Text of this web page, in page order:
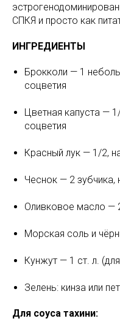
СПКЯ и просто как
ИНГРЕДИЕНТЫ
Брокколи — 1
соцветия
Цветная капуста —
соцветия
Красный лук — 1/2,
Чеснок — 2 зубчика,
Оливковое масло —
Морская соль и
Кунжут — 1 ст. л.
Зелень: кинза или
Для соуса тахини: